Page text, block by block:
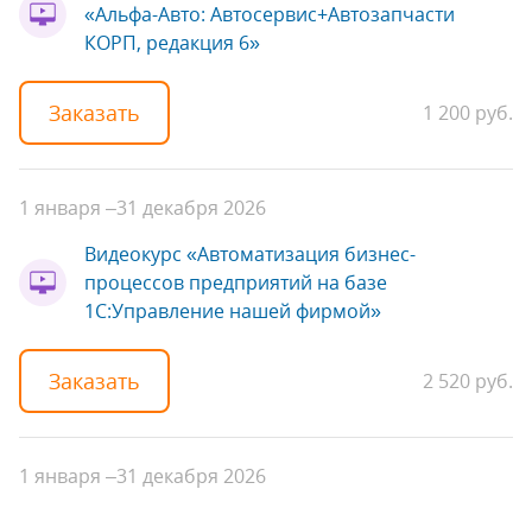
«Альфа-Авто: Автосервис+Автозапчасти
КОРП, редакция 6»
1 200 руб.
Заказать
1 января –31 декабря 2026
Видеокурс «Автоматизация бизнес-
процессов предприятий на базе
1С:Управление нашей фирмой»
2 520 руб.
Заказать
1 января –31 декабря 2026